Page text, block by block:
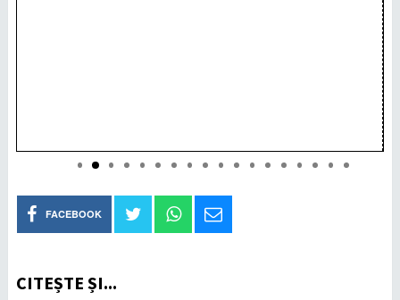
FACEBOOK
CITEȘTE ȘI...